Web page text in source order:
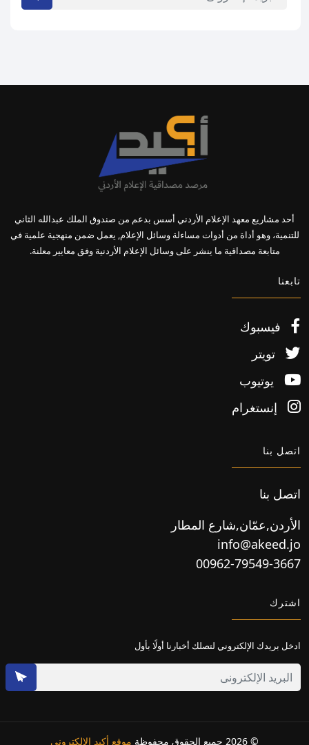
أحد مشاريع معهد الإعلام الأردني أسس بدعم من صندوق الملك عبدالله الثاني
للتنمية، وهو أداة من أدوات مساءلة وسائل الإعلام, يعمل ضمن منهجية علمية في
متابعة مصداقية ما ينشر على وسائل الإعلام الأردنية وفق معايير معلنة.
تابعنا
فيسبوك
تويتر
يوتيوب
إنستغرام
اتصل بنا
اتصل بنا
الأردن,عمّان,شارع المطار
info@akeed.jo
00962-79549-3667
اشترك
ادخل بريدك الإلكتروني لتصلك أخبارنا أولًا بأول
© 2026 جميع الحقوق محفوظة موقع أكيد الإلكتروني